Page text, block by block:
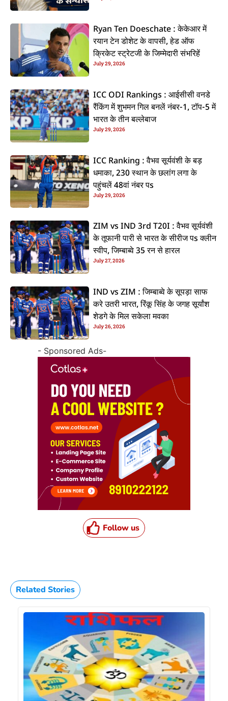
Ryan Ten Doeschate : केकेआर में
रयान टेन डोशेट के वापसी, हेड ऑफ
क्रिकेट स्ट्रेटजी के जिम्मेदारी संभरिहें
July 29, 2026
ICC ODI Rankings : आईसीसी वनडे
रैंकिंग में शुभमन गिल बनलें नंबर-1, टॉप-5 में
भारत के तीन बल्लेबाज
July 29, 2026
ICC Ranking : वैभव सूर्यवंशी के बड़
धमाका, 230 स्थान के छलांग लगा के
पहुंचलें 48वां नंबर पs
July 29, 2026
ZIM vs IND 3rd T20I : वैभव सूर्यवंशी
के तूफानी पारी से भारत के सीरीज पs क्लीन
स्वीप, जिम्बाब्वे 35 रन से हारल
July 27, 2026
IND vs ZIM : जिम्बाब्वे के सूपड़ा साफ
करे उतरी भारत, रिंकू सिंह के जगह सूर्यांश
शेडगे के मिल सकेला मवका
July 26, 2026
- Sponsored Ads-
Follow us
Related Stories